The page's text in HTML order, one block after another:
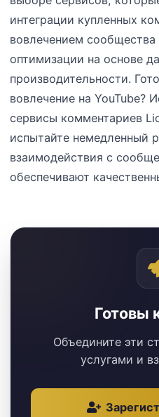
интеграции купленных
вовлечением
оптимизации на основе
производительности.
вовлечение на YouTube?
сервисы комментариев
испытайте немедленный
взаимодействия с
обеспечивают
Готовы
Объедините эти
услугами и